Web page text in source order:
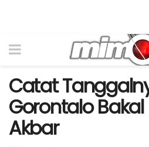
Catat
Gorontalo Bakal
Akbar